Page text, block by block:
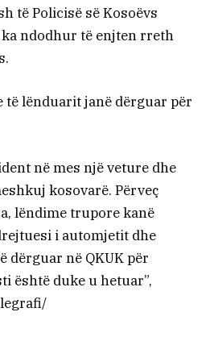
të Policisë së Kosoëvs
ndodhur të enjten rreth
të lënduarit janë dërguar për
në mes një veture dhe
kosovarë. Përveç
lëndime trupore kanë
i automjetit dhe
dërguar në QKUK për
është duke u hetuar”,